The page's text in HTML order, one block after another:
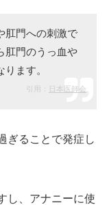
肛門への刺激で
肛門のうっ血や
ます。
引用： 日本医師会
ぎることで発症し
し、アナニーに使